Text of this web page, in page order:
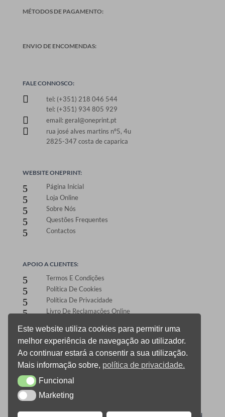
MÉTODOS DE PAGAMENTO:
ENVIO DE ENCOMENDAS:
FALE CONNOSCO:

tel: (+351) 218 046 544
tel: (+351) 934 805 929
 email: geral@oneprint.pt

rua josé alves martins nº5, 4u
2825-347 costa de caparica
WEBSITE ONEPRINT:
5 Página Inicial
5 Loja Online
5 Sobre Nós
5 Questões Frequentes
5 Contactos
APOIO A CLIENTES:
5 Termos E Condições
5 Política De Cookies
5 Política De Privacidade
5 Livro De Reclamações Online
ÁREA DE CLIENTES:
5 Registo E Login
5 Carrinho De Compras
5 CheckOut
5 Gestão De Encomendas
ONEPRINT © 2021 TODOS OS DIREITOS RESERVADOS – DESIGN
Este website utiliza cookies para permitir uma
melhor experiência de navegação ao utilizador.
Ao continuar estará a consentir a sua utilização.
Mais informação sobre, política de privacidade.
FuncionalFuncional
MarketingMarketing